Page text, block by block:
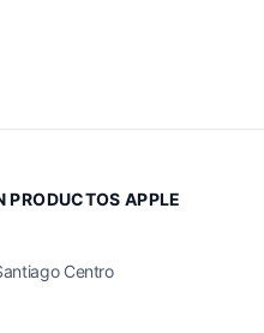
PRODUCTOS APPLE
Centro